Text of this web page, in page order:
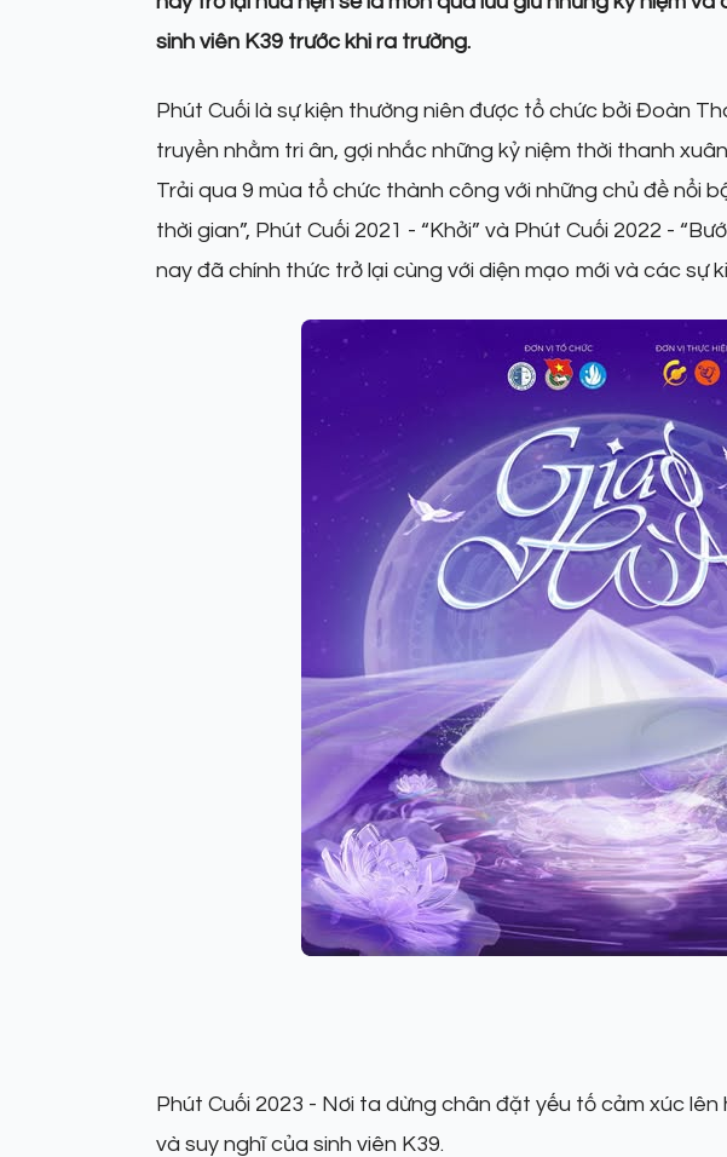
sinh viên K39 trước khi ra trường.
Phút Cuối là sự kiện thường niên được tổ chức bởi Đoàn
truyền nhằm tri ân, gợi nhắc những kỷ niệm thời thanh
Trải qua 9 mùa tổ chức thành công với những chủ đề nổi
thời gian”, Phút Cuối 2021 - “Khởi” và Phút Cuối 2022 -
nay đã chính thức trở lại cùng với diện mạo mới và các sự
Phút Cuối 2023 - Nơi ta dừng chân đặt yếu tố cảm xúc
và suy nghĩ của sinh viên K39.